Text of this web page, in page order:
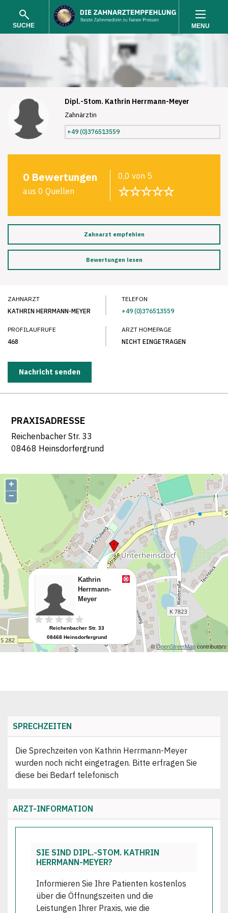
SUCHE
SUCHEN
MENU
Dipl.-Stom. Kathrin Herrmann-Meyer
Zahnärztin
+49 (0)376513559
0 Bewertungen
aus 0 Quellen
0,0 von 5
☆☆☆☆☆
Zahnarzt empfehlen
Bewertungen lesen
ZAHNARZT
KATHRIN HERRMANN-MEYER
TELEFON
+49 (0)376513559
PROFILAUFRUFE
468
ARZT HOMEPAGE
NICHT EINGETRAGEN
Nachricht senden
PRAXISADRESSE
Reichenbacher Str. 33
08468 Heinsdorfergrund
SPRECHZEITEN
Die Sprechzeiten von Kathrin Herrmann-Meyer
wurden noch nicht eingetragen. Bitte erfragen Sie
diese bei Bedarf telefonisch
ARZT-INFORMATION
SIE SIND DIPL.-STOM. KATHRIN
HERRMANN-MEYER?
Informieren Sie Ihre Patienten kostenlos
über die Öffnungszeiten und die
Leistungen Ihrer Praxis, wie die